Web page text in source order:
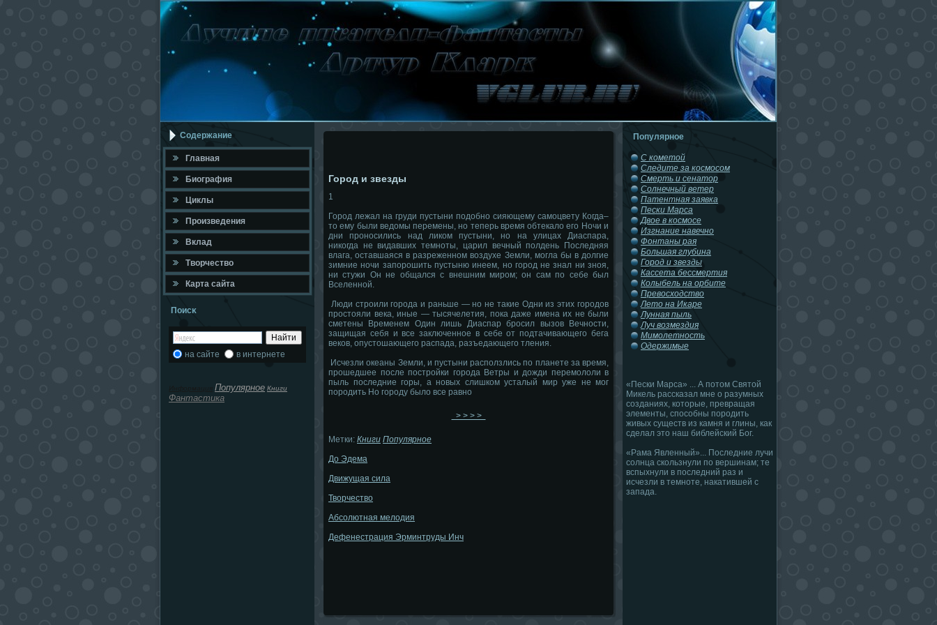
Содержание
Главная
Биография
Циклы
Произведения
Вклад
Твοрчествο
Карта сайта
Поисκ
на сайте в интернете
Популярное Книги
Фантастика
Город и звезды
1
Город лежал на груди пустыни подобно сияющему самоцвету Когда–
то ему были ведомы перемены, но теперь время обтекало его Ночи и
дни проносились над ликом пустыни, но на улицах Диаспара,
никогда не видавших темноты, царил вечный полдень Последняя
влага, оставшаяся в разреженном воздухе Земли, могла бы в долгие
зимние ночи запорошить пустыню инеем, но город не знал ни зноя,
ни стужи Он не общался с внешним миром; он сам по себе был
Вселенной.
Люди строили города и раньше — но не такие Одни из этих городов
простояли века, иные — тысячелетия, пока даже имена их не были
сметены Временем Один лишь Диаспар бросил вызов Вечности,
защищая себя и все заключенное в себе от подтачивающего бега
веков, опустошающего распада, разъедающего тления.
Исчезли океаны Земли, и пустыни расползлись по планете за время,
прошедшее после постройки города Ветры и дожди перемололи в
пыль последние горы, а новых слишком усталый мир уже не мог
породить Но городу было все равно
> > > >
Метки: Книги Популярное
До Эдема
Движущая сила
Творчество
Абсолютная мелодия
Дефенестрация Эрминтруды Инч
Популярное
С кометой
Следите за космосом
Смерть и сенатор
Солнечный ветер
Патентная заявка
Пески Марса
Двое в космосе
Изгнание навечно
Фонтаны рая
Большая глубина
Город и звезды
Кассета бессмертия
Колыбель на орбите
Превосходство
Лето на Икаре
Лунная пыль
Луч возмездия
Мимолетность
Одержимые
«Пески Марса» ... А потом Святой
Микель рассказал мне о разумных
созданиях, которые, превращая
элементы, способны породить
живых существ из камня и глины, как
сделал это наш библейский Бог.
«Рама Явленный»... Последние лучи
солнца скользнули по вершинам; те
вспыхнули в последний раз и
исчезли в темноте, накатившей с
запада.